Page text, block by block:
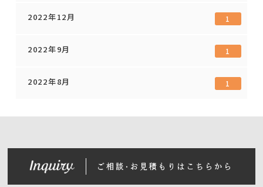
2022年12月 1
2022年9月 1
2022年8月 1